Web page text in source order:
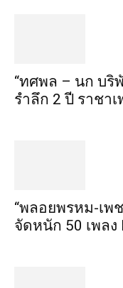
“ทศพล – นก บริ
รำลึก 2 ปี ราชาเ
“พลอยพรหม-เพ
จัดหนัก 50 เพลง